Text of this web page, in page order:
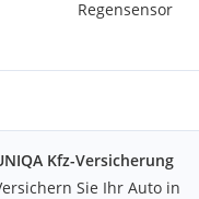
Regensensor
Kfz-Versicherung
Sie Ihr Auto in